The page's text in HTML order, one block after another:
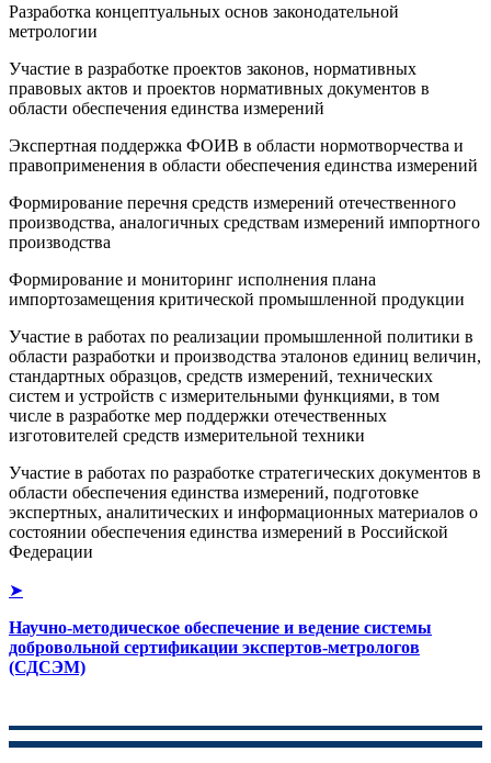
Разработка концептуальных основ законодательной
метрологии
Участие в разработке проектов законов, нормативных
правовых актов и проектов нормативных документов в
области обеспечения единства измерений
Экспертная поддержка ФОИВ в области нормотворчества и
правоприменения в области обеспечения единства измерений
Формирование перечня средств измерений отечественного
производства, аналогичных средствам измерений импортного
производства
Формирование и мониторинг исполнения плана
импортозамещения критической промышленной продукции
Участие в работах по реализации промышленной политики в
области разработки и производства эталонов единиц величин,
стандартных образцов, средств измерений, технических
систем и устройств с измерительными функциями, в том
числе в разработке мер поддержки отечественных
изготовителей средств измерительной техники
Участие в работах по разработке стратегических документов в
области обеспечения единства измерений, подготовке
экспертных, аналитических и информационных материалов о
состоянии обеспечения единства измерений в Российской
Федерации
➤
Научно-методическое обеспечение и ведение системы
добровольной сертификации экспертов-метрологов
(СДСЭМ)